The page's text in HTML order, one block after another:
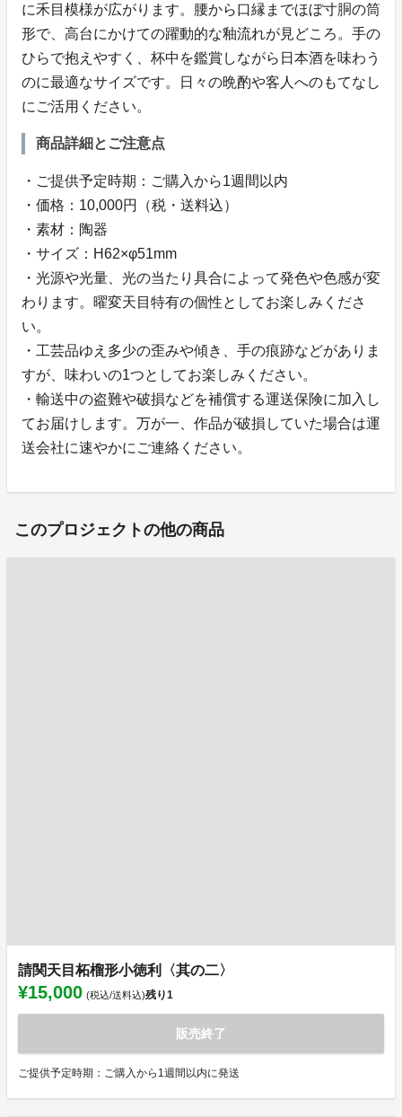
に禾目模様が広がります。腰から口縁までほぼ寸胴の筒
形で、高台にかけての躍動的な釉流れが見どころ。手の
ひらで抱えやすく、杯中を鑑賞しながら日本酒を味わう
のに最適なサイズです。日々の晩酌や客人へのもてなし
にご活用ください。
商品詳細とご注意点
・ご提供予定時期：ご購入から1週間以内
・価格：10,000円（税・送料込）
・素材：陶器
・サイズ：H62×φ51mm
・光源や光量、光の当たり具合によって発色や色感が変
わります。曜変天目特有の個性としてお楽しみくださ
い。
・工芸品ゆえ多少の歪みや傾き、手の痕跡などがありま
すが、味わいの1つとしてお楽しみください。
・輸送中の盗難や破損などを補償する運送保険に加入し
てお届けします。万が一、作品が破損していた場合は運
送会社に速やかにご連絡ください。
このプロジェクトの他の商品
請関天目柘榴形小徳利〈其の二〉
¥15,000 (税込/送料込)残り1
販売終了
ご提供予定時期：ご購入から1週間以内に発送